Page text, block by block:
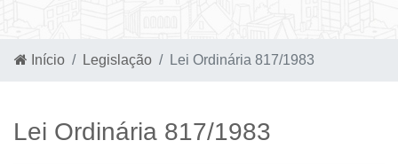
Início Legislação Lei Ordinária 817/1983
Lei Ordinária 817/1983